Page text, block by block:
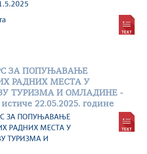
ЗА ПОПУЊАВАЊЕ
РАДНИХ МЕСТА У
ТУРИЗМА И ОМЛАДИНЕ -
22.05.2025. године
ЗА ПОПУЊАВАЊЕ
РАДНИХ МЕСТА У
ТУРИЗМА И